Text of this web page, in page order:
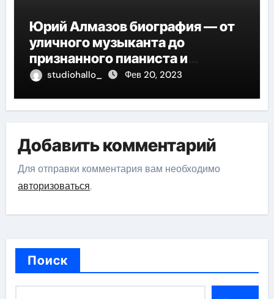
Юрий Алмазов биография — от
уличного музыканта до
признанного пианиста и
композитора
studiohallo_ Фев 20, 2023
Добавить комментарий
Для отправки комментария вам необходимо
авторизоваться.
Поиск